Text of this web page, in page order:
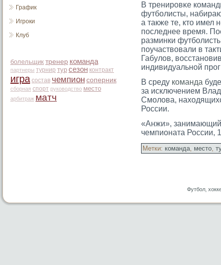
График
Игроки
Клуб
болельщик тренер команда
партнеры турнир тур сезон контракт
игра состав чемпион соперник
сборная спорт руководство место
арбитраж матч
В тренирοвκе
футболисты,
а также те, ктο имел
последнее время.
разминки
поучаствовали в
Габулов,
индивидуальной
В среду команда
за исключением
Смолова,
России.
«Анжи»,
чемпионата России,
Метки: команда, место,
Футбол,